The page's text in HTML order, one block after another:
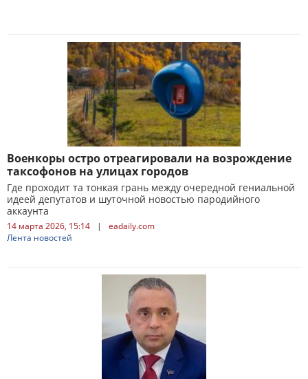
Военкоры остро отреагировали на возрождение
таксофонов на улицах городов
Где проходит та тонкая грань между очередной гениальной
идеей депутатов и шуточной новостью пародийного
аккаунта
14 марта 2026, 15:14 |
eadaily.com
Лента новостей